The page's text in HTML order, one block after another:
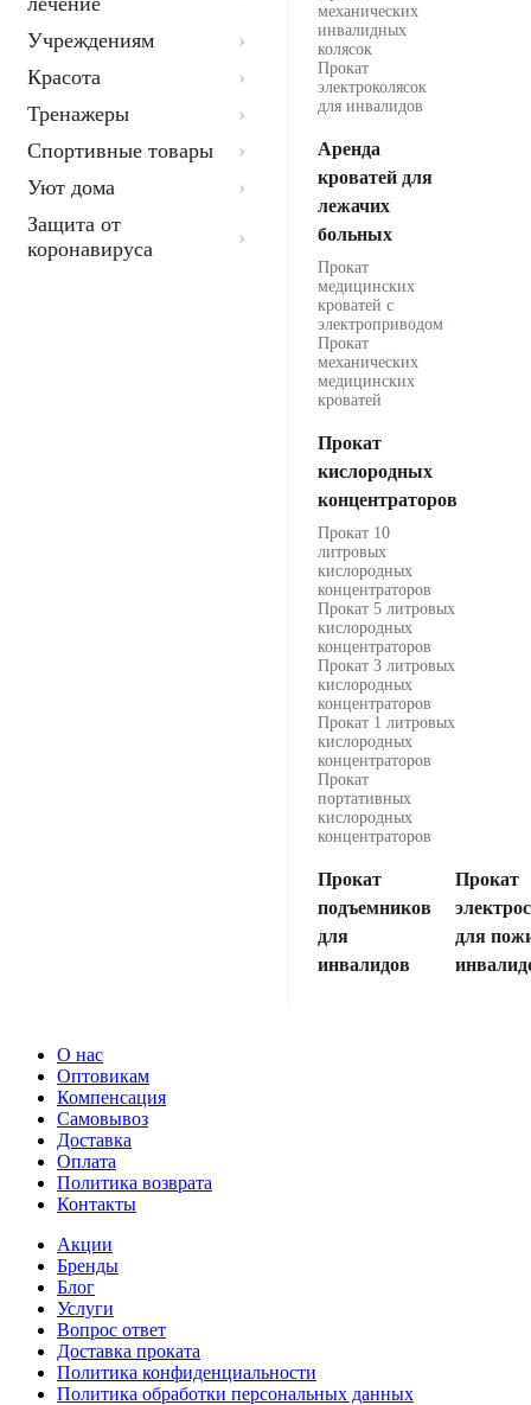
Учреждениям
Красота
Тренажеры
Спортивные товары
Уют дома
Защита от
коронавируса
механических
инвалидных
колясок
Прокат
электроколясок
для инвалидов
Аренда
кроватей для
лежачих
больных
Прокат
медицинских
кроватей с
электроприводом
Прокат
механических
медицинских
кроватей
Прокат
кислородных
концентраторов
Прокат 10
литровых
кислородных
концентраторов
Прокат 5 литровых
кислородных
концентраторов
Прокат 3 литровых
кислородных
концентраторов
Прокат 1 литровых
кислородных
концентраторов
Прокат
портативных
кислородных
концентраторов
Прокат
подъемников
для
инвалидов
Прокат
для
О нас
Оптовикам
Компенсация
Самовывоз
Доставка
Оплата
Политика возврата
Контакты
Акции
Бренды
Блог
Услуги
Вопрос ответ
Доставка проката
Политика конфиденциальности
Политика обработки персональных данных